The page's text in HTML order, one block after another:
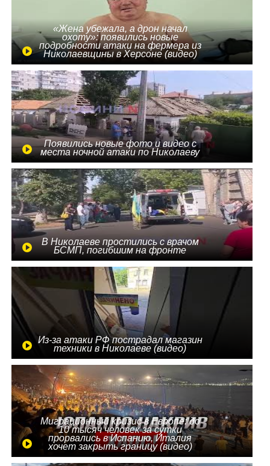
«Жена убежала, а дрон начал
охоту»: появились новые
подробности атаки на фермера из
Николаевщины в Херсоне (видео)
Появились новые фото и видео с
места ночной атаки по Николаеву
В Николаеве простились с врачом
БСМП, погибшим на фронте
Из-за атаки РФ пострадал магазин
техники в Николаеве (видео)
Миграционный кризис в Европе: до
10 тысяч человек за сутки
прорвались в Испанию, Италия
хочет закрыть границу (видео)